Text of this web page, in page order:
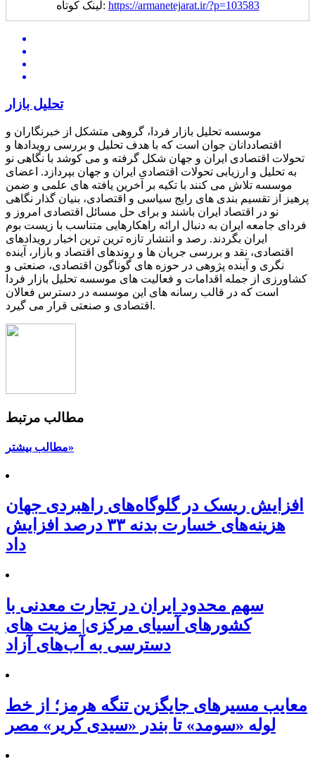
لینک کوتاه: https://armanetejarat.ir/?p=103583
تحلیل بازار
موسسه تحلیل بازار فردا، گروهی متشکل از خبرنگاران و
اقتصاددانان جوان است که با هدف تحلیل و بررسی رویدادها و
تحولات اقتصادی ایران و جهان شکل گرفته و می کوشد با نگاهی نو
به تحلیل و ارزیابی تحولات اقتصادی ایران و جهان بپردازد. اعضای
موسسه تلاش می کنند با تکیه بر آخرین یافته های علمی و ضمن
پرهیز از تقسیم بندی های رایج سیاسی و اقتصادی، بنیان گذار نگاهی
نو در اقتصاد ایران باشند و برای حل مسائل اقتصادی امروز و
فردای جامعه ایران به دنبال ارائه راهکارهایی متناسب با زیست بوم
ایران بگردند. رصد و انتشار تازه ترین ترین اخبار رویدادهای
اقتصادی، نقد و بررسی جریان ها و روندهای اقتصاد و بازار، آینده
نگری و آینده پژوهی در حوزه های گوناگون اقتصادی، صنعتی و
کشاورزی از جمله اقدامات و فعالیت های موسسه تحلیل بازار فردا
است که در قالب رسانه های این موسسه در دسترس فعالان
اقتصادی و صنعتی قرار می گیرد.
مطالب مرتبط
مطالب بیشتر»
افزایش ریسک‌ در گلوگاه‌های راهبردی جهان
هزینه‌های خسارت بدنه ۳۳ درصد افزایش
داد
سهم محدود ایران در تجارت معدنی با
کشورهای آسیای مرکزی| مزیت های
دسترسی به آب‌های آزاد
معایب مسیرهای جایگزین تنگه هرمز؛ از خط
لوله «سومد» تا بندر «سیدی کریر» مصر